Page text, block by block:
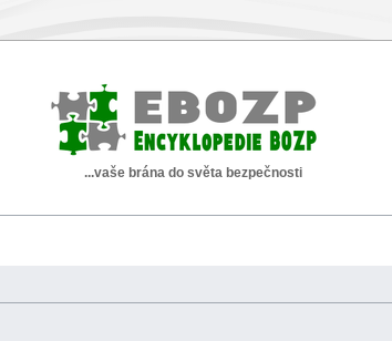
...vaše brána do světa bezpečnosti